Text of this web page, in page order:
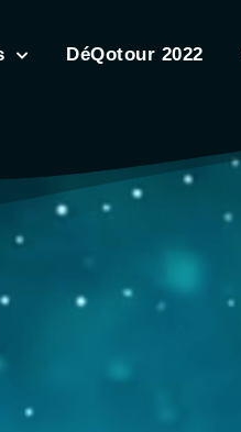
DéQotour 2022